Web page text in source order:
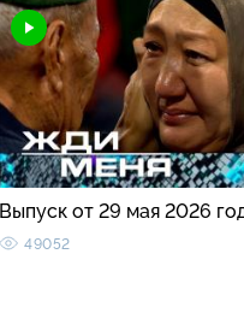
Выпуск от 29 мая 2026
49052